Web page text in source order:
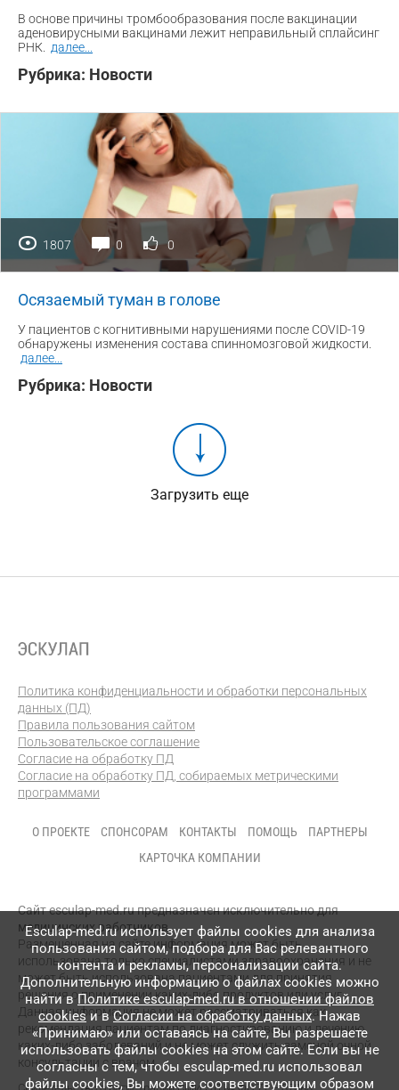
В основе причины тромбообразования после вакцинации
аденовирусными вакцинами лежит неправильный сплайсинг
РНК.
далее
Рубрика: Новости
1807 0 0
Осязаемый туман в голове
У пациентов с когнитивными нарушениями после COVID-19
обнаружены изменения состава спинномозговой жидкости.
далее
Рубрика: Новости
Загрузить еще
Политика конфиденциальности и обработки персональных
данных (ПД)
Правила пользования сайтом
Пользовательское соглашение
Согласие на обработку ПД
Согласие на обработку ПД, собираемых метрическими
программами
О ПРОЕКТЕ СПОНСОРАМ КОНТАКТЫ ПОМОЩЬ
ПАРТНЕРЫ
КАРТОЧКА КОМПАНИИ
Сайт esculap-med.ru предназначен исключительно для
медицинских работников.
Размещенная на сайте информация может быть
использована только специалистами здравоохранения и не
может быть использована пациентами для принятия
решения о применении каких-либо продуктов или услуг.
Данная информация не может рассматриваться как
рекомендация пациентам по диагностированию и лечению
каких-либо заболеваний и не может служить заменой очной
консультации с врачом.
Esculap-med.ru использует файлы сookies для анализа
пользования сайтом, подбора для Вас релевантного
контента и рекламы, персонализации сайта.
Дополнительную информацию о файлах cookies можно
найти вПолитике esculap-med.ru в отношении файлов
cookiesи вСогласии на обработку данных. Нажав
«Принимаю» или оставаясь на сайте, Вы разрешаете
использовать файлы cookies на этом сайте. Если вы не
согласны с тем, чтобы esculap-med.ru использовал
файлы сookies, Вы можете соответствующим образом